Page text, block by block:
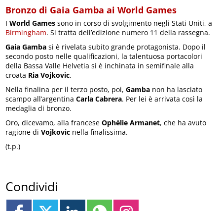
Bronzo di Gaia Gamba ai World Games
IWorld Games sono in corso di svolgimento negli Stati Uniti, a
Birmingham. Si tratta dell’edizione numero 11 della rassegna.
Gaia Gamba si è rivelata subito grande protagonista. Dopo il
secondo posto nelle qualificazioni, la talentuosa portacolori
della Bassa Valle Helvetia si è inchinata in semifinale alla
croata Ria Vojkovic.
Nella finalina per il terzo posto, poi,Gamba non ha lasciato
scampo all’argentinaCarla Cabrera. Per lei è arrivata così la
medaglia di bronzo.
Oro, dicevamo, alla franceseOphélie Armanet, che ha avuto
ragione diVojkovic nella finalissima.
(t.p.)
Condividi